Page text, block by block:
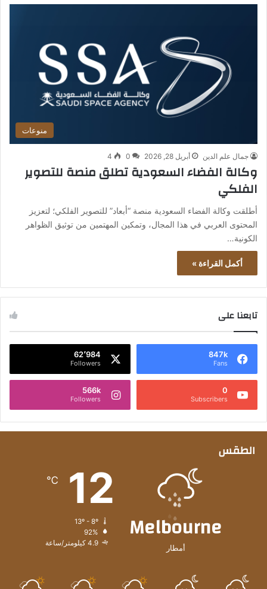
منوعات
جمال علم الدين أبريل 28, 2026 0
4
وكالة الفضاء السعودية تطلق منصة للتصوير
الفلكي
أطلقت وكالة الفضاء السعودية منصة “أبعاد” للتصوير الفلكي؛ لتعزيز
المحتوى العربي في هذا المجال، وتمكين المهتمين من توثيق الظواهر
الكونية…
أكمل القراءة »
تابعنا على
847k
Fans
62٬984
Followers
0
Subscribers
566k
Followers
الطقس
Melbourne
أمطار
12
℃
92%
4.9 كيلومتر/ساعة